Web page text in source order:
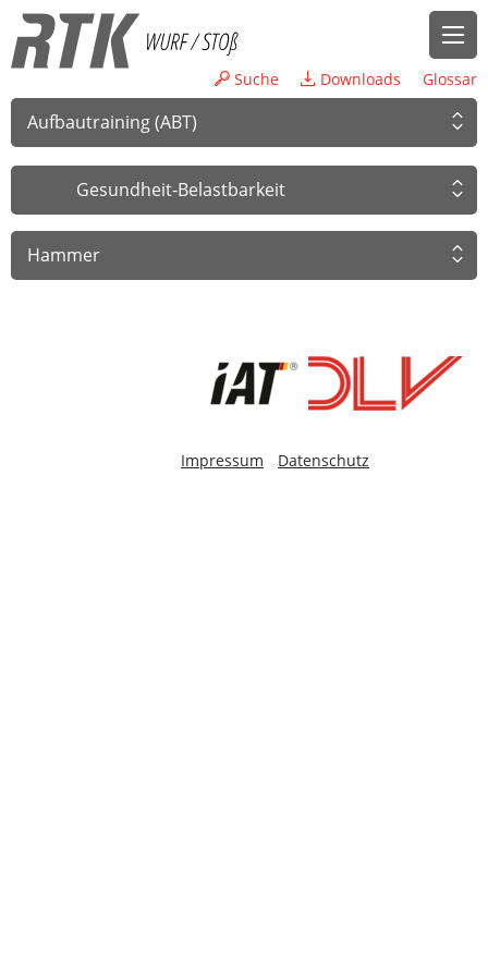
Suche Downloads Glossar
Aufbautraining (ABT)
Gesundheit-Belastbarkeit
Hammer
Impressum Datenschutz